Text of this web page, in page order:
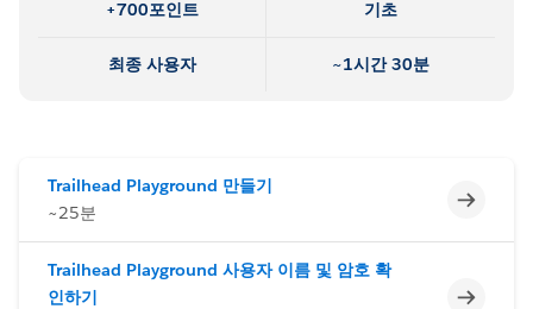
+700포인트 기초
최종 사용자 ~1시간 30분
Trailhead Playground 만들기
~25분
미완료
Trailhead Playground 사용자 이름 및 암호 확
인하기
미완료